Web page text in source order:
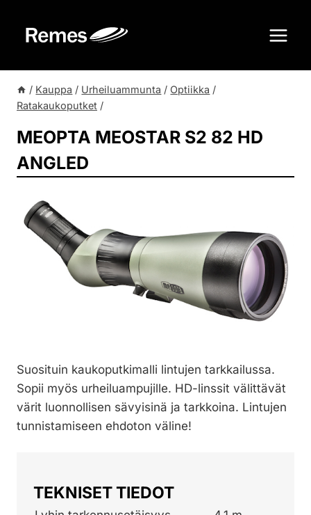
sisältöön
/ Kauppa / Urheiluammunta / Optiikka /
Ratakaukoputket /
MEOPTA MEOSTAR S2 82 HD
ANGLED
Suosituin kaukoputkimalli lintujen tarkkailussa.
Sopii myös urheiluampujille. HD-linssit välittävät
värit luonnollisen sävyisinä ja tarkkoina. Lintujen
tunnistamiseen ehdoton väline!
TEKNISET TIEDOT